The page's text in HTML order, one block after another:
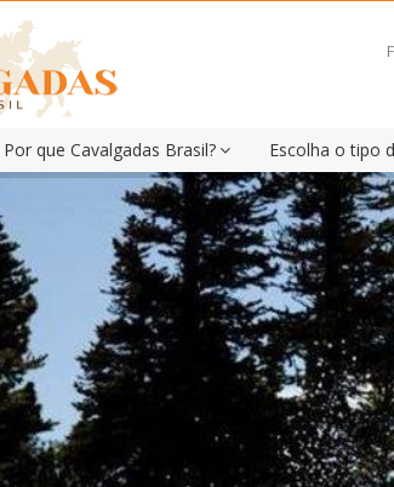
Por que Cavalgadas Brasil? Escolha o tipo